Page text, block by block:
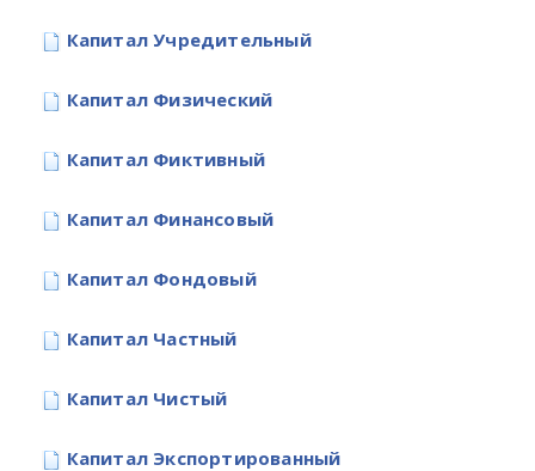
Капитал Учредительный
Капитал Физический
Капитал Фиктивный
Капитал Финансовый
Капитал Фондовый
Капитал Частный
Капитал Чистый
Капитал Экспортированный